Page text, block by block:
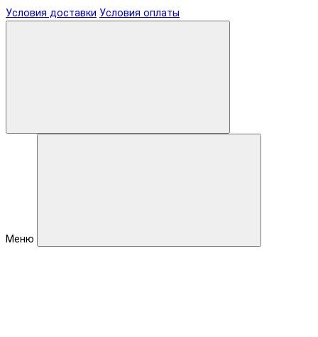
Условия доставки Условия оплаты
Меню